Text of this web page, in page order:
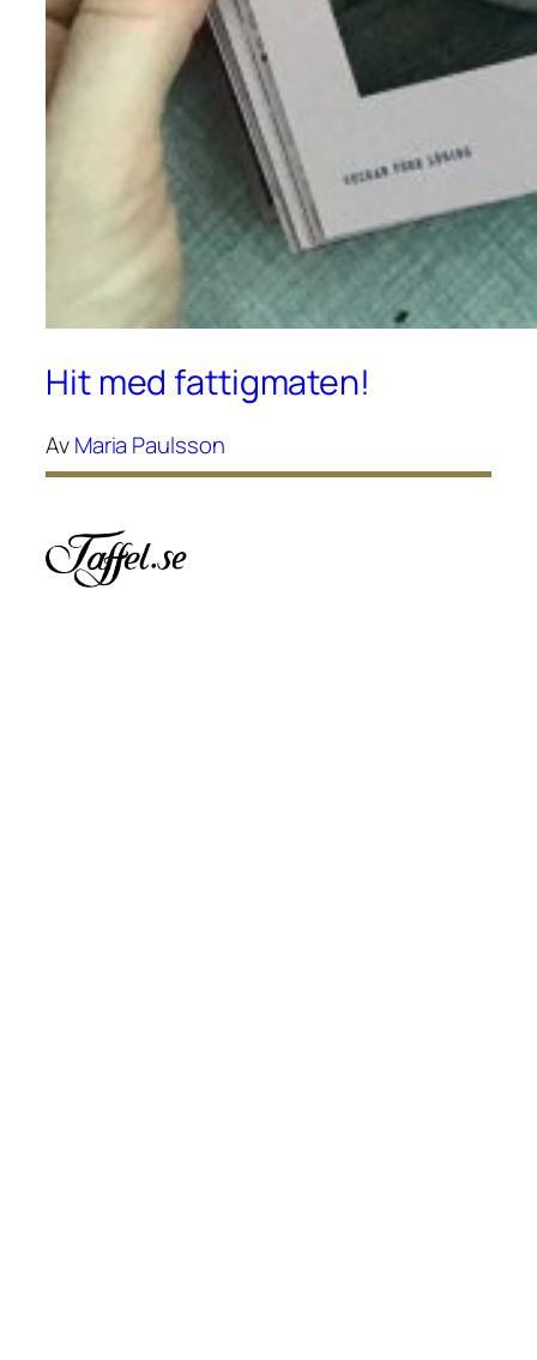
Hit med fattigmaten!
AvMaria Paulsson